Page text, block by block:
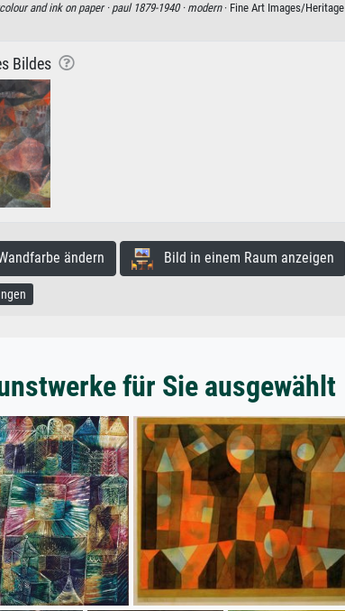
and ink on paper · paul 1879-1940 · modern· Fine Art Images/Heritage
Bildes
ändern Bild in einem Raum anzeigen
für Sie ausgewählt